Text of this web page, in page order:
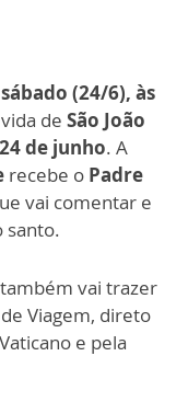
sábado (24/6), às
de São João
24 de junho. A
recebe o Padre
vai comentar e
santo.
vai trazer
Viagem, direto
e pela